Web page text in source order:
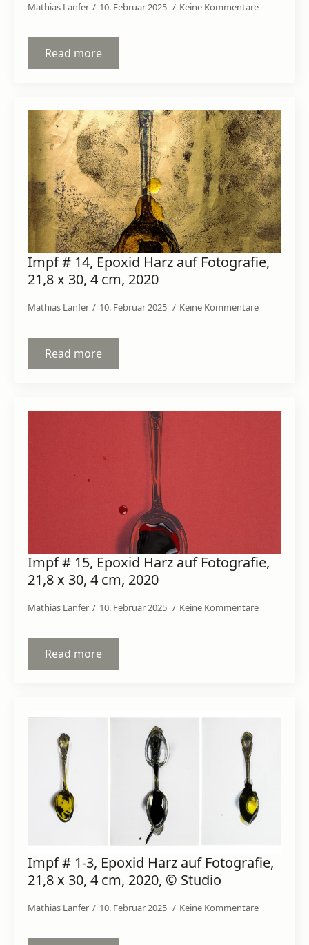
Mathias Lanfer 10. Februar 2025 Keine Kommentare
Read more
Impf # 14, Epoxid Harz auf Fotografie,
21,8 x 30, 4 cm, 2020
Mathias Lanfer 10. Februar 2025 Keine Kommentare
Read more
Impf # 15, Epoxid Harz auf Fotografie,
21,8 x 30, 4 cm, 2020
Mathias Lanfer 10. Februar 2025 Keine Kommentare
Read more
Impf # 1-3, Epoxid Harz auf Fotografie,
21,8 x 30, 4 cm, 2020, © Studio
Mathias Lanfer 10. Februar 2025 Keine Kommentare